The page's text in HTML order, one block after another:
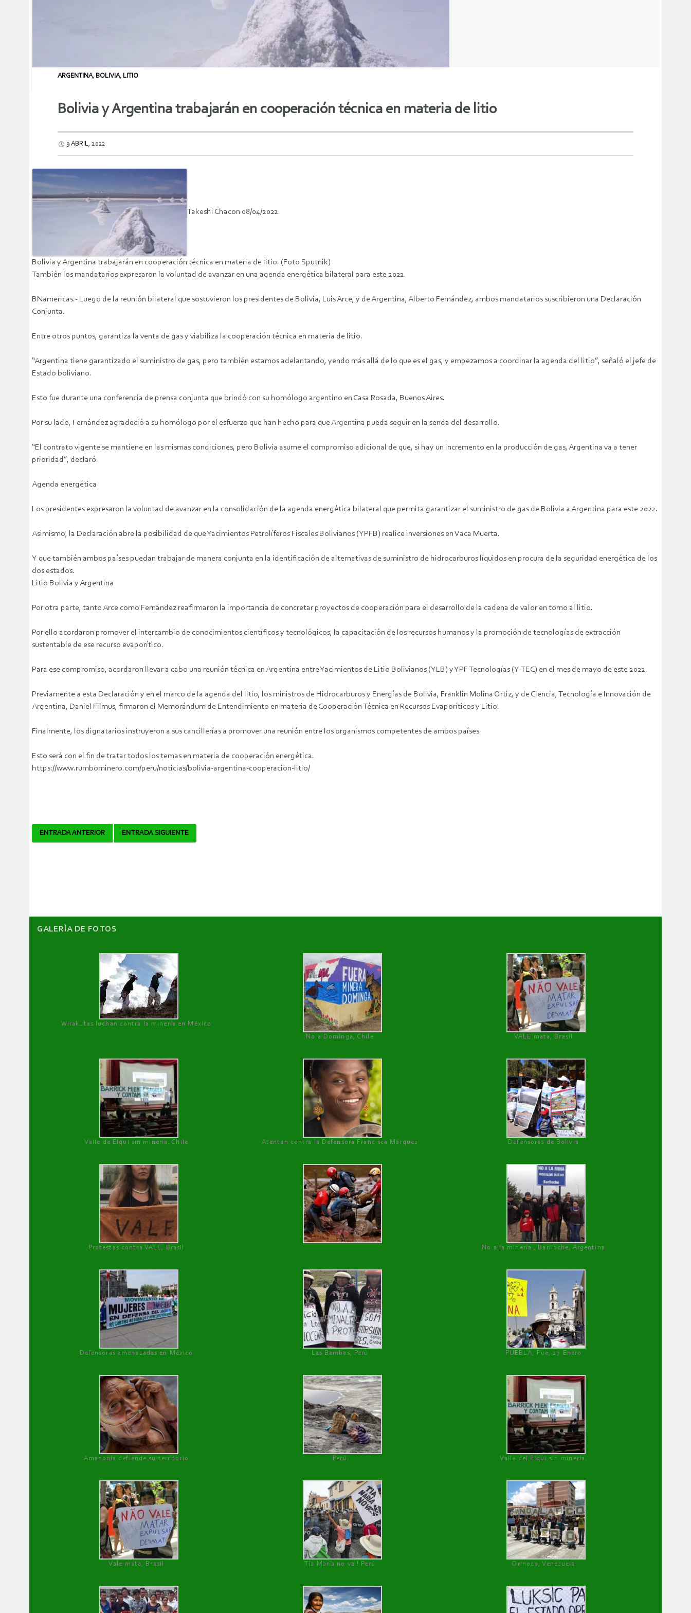
ARGENTINA, BOLIVIA, LITIO
Bolivia y Argentina trabajarán en cooperación técnica en materia de litio
9 ABRIL, 2022
Takeshi Chacon 08/04/2022
Bolivia y Argentina trabajarán en cooperación técnica en materia de litio. (Foto Sputnik)
También los mandatarios expresaron la voluntad de avanzar en una agenda energética bilateral para este 2022.
BNamericas.- Luego de la reunión bilateral que sostuvieron los presidentes de Bolivia, Luis Arce, y de Argentina, Alberto Fernández, ambos mandatarios suscribieron una Declaración
Conjunta.
Entre otros puntos, garantiza la venta de gas y viabiliza la cooperación técnica en materia de litio.
“Argentina tiene garantizado el suministro de gas, pero también estamos adelantando, yendo más allá de lo que es el gas, y empezamos a coordinar la agenda del litio”, señaló el jefe de
Estado boliviano.
Esto fue durante una conferencia de prensa conjunta que brindó con su homólogo argentino en Casa Rosada, Buenos Aires.
Por su lado, Fernández agradeció a su homólogo por el esfuerzo que han hecho para que Argentina pueda seguir en la senda del desarrollo.
“El contrato vigente se mantiene en las mismas condiciones, pero Bolivia asume el compromiso adicional de que, si hay un incremento en la producción de gas, Argentina va a tener
prioridad”, declaró.
Agenda energética
Los presidentes expresaron la voluntad de avanzar en la consolidación de la agenda energética bilateral que permita garantizar el suministro de gas de Bolivia a Argentina para este 2022.
Asimismo, la Declaración abre la posibilidad de que Yacimientos Petrolíferos Fiscales Bolivianos (YPFB) realice inversiones en Vaca Muerta.
Y que también ambos países puedan trabajar de manera conjunta en la identificación de alternativas de suministro de hidrocarburos líquidos en procura de la seguridad energética de los
dos estados.
Litio Bolivia y Argentina
Por otra parte, tanto Arce como Fernández reafirmaron la importancia de concretar proyectos de cooperación para el desarrollo de la cadena de valor en torno al litio.
Por ello acordaron promover el intercambio de conocimientos científicos y tecnológicos, la capacitación de los recursos humanos y la promoción de tecnologías de extracción
sustentable de ese recurso evaporítico.
Para ese compromiso, acordaron llevar a cabo una reunión técnica en Argentina entre Yacimientos de Litio Bolivianos (YLB) y YPF Tecnologías (Y-TEC) en el mes de mayo de este 2022.
Previamente a esta Declaración y en el marco de la agenda del litio, los ministros de Hidrocarburos y Energías de Bolivia, Franklin Molina Ortiz, y de Ciencia, Tecnología e Innovación de
Argentina, Daniel Filmus, firmaron el Memorándum de Entendimiento en materia de Cooperación Técnica en Recursos Evaporíticos y Litio.
Finalmente, los dignatarios instruyeron a sus cancillerías a promover una reunión entre los organismos competentes de ambos países.
Esto será con el fin de tratar todos los temas en materia de cooperación energética.
https://www.rumbominero.com/peru/noticias/bolivia-argentina-cooperacion-litio/
Navegador
ENTRADA ANTERIOR ENTRADA SIGUIENTE
GALERÌA DE FOTOS
Wirakutas luchan contra la minería en México
No a Dominga, Chile
VALE mata, Brasil
Valle de Elqui sin minería. Chile Atentan contra la Defensora Francisca Márquez Defensoras de Bolivia
Protestas contra VALE, Brasil No a la minería , Bariloche, Argentina
Defensoras amenazadas en México Las Bambas, Perú PUEBLA, Pue, 27 Enero
Amazonía defiende su territorio Perú Valle del Elqui sin minería.
Vale mata, Brasil Tía María no va ! Perú Orinoco, Venezuela